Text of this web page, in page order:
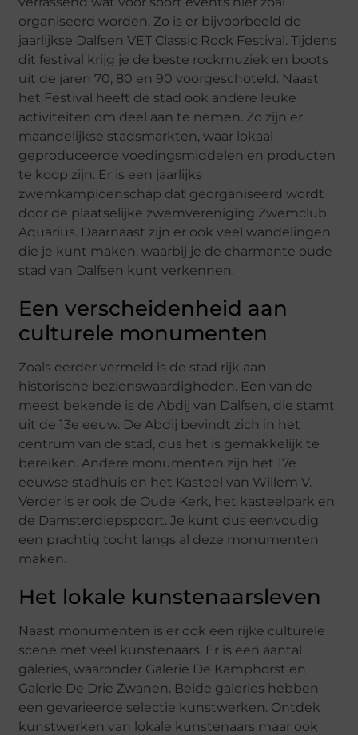
organiseerd worden. Zo is er bijvoorbeeld de
jaarlijkse Dalfsen VET Classic Rock Festival. Tijdens
dit festival krijg je de beste rockmuziek en boots
uit de jaren 70, 80 en 90 voorgeschoteld. Naast
het Festival heeft de stad ook andere leuke
activiteiten om deel aan te nemen. Zo zijn er
maandelijkse stadsmarkten, waar lokaal
geproduceerde voedingsmiddelen en producten
te koop zijn. Er is een jaarlijks
zwemkampioenschap dat georganiseerd wordt
door de plaatselijke zwemvereniging Zwemclub
Aquarius. Daarnaast zijn er ook veel wandelingen
die je kunt maken, waarbij je de charmante oude
stad van Dalfsen kunt verkennen.
Een verscheidenheid aan
culturele monumenten
Zoals eerder vermeld is de stad rijk aan
historische bezienswaardigheden. Een van de
meest bekende is de Abdij van Dalfsen, die stamt
uit de 13e eeuw. De Abdij bevindt zich in het
centrum van de stad, dus het is gemakkelijk te
bereiken. Andere monumenten zijn het 17e
eeuwse stadhuis en het Kasteel van Willem V.
Verder is er ook de Oude Kerk, het kasteelpark en
de Damsterdiepspoort. Je kunt dus eenvoudig
een prachtig tocht langs al deze monumenten
maken.
Het lokale kunstenaarsleven
Naast monumenten is er ook een rijke culturele
scene met veel kunstenaars. Er is een aantal
galeries, waaronder Galerie De Kamphorst en
Galerie De Drie Zwanen. Beide galeries hebben
een gevarieerde selectie kunstwerken. Ontdek
kunstwerken van lokale kunstenaars maar ook